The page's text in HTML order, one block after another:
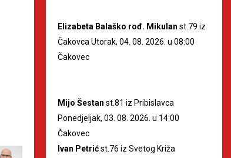
Elizabeta Balaško rođ. Mikulan st.79 iz
Čakovca Utorak, 04. 08. 2026. u 08:00
Čakovec
Mijo Šestan st.81 iz Pribislavca
Ponedjeljak, 03. 08. 2026. u 14:00
Čakovec
Ivan Petrićst.76 iz Svetog Križa